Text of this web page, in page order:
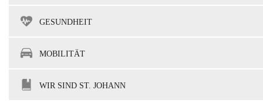
GESUNDHEIT
MOBILITÄT
WIR SIND ST. JOHANN